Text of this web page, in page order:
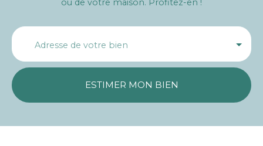
ou de votre maison. Profitez-en !
Adresse de votre bien
ESTIMER MON BIEN